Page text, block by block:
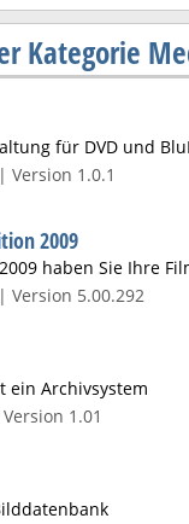
Kategorie
für DVD und
1.0.1
2009
haben Sie Ihre
5.00.292
ein Archivsystem
1.01